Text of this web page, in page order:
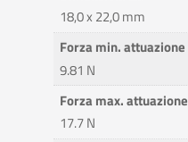
18,0 x 22,0 mm
Forza min. attuazione
9.81 N
Forza max. attuazione
17.7 N